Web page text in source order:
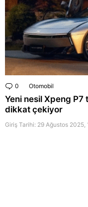
0 Comments
Otomobil
Yeni nesil Xpeng P7
dikkat çekiyor
Giriş Tarihi: 29 Ağustos 2025,